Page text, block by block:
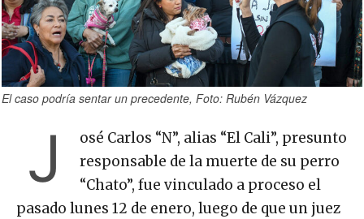
El caso podría sentar un precedente, Foto: Rubén Vázquez
J
osé Carlos “N”, alias “El Cali”, presunto
responsable de la muerte de su perro
“Chato”, fue vinculado a proceso el
pasado lunes 12 de enero, luego de que un juez